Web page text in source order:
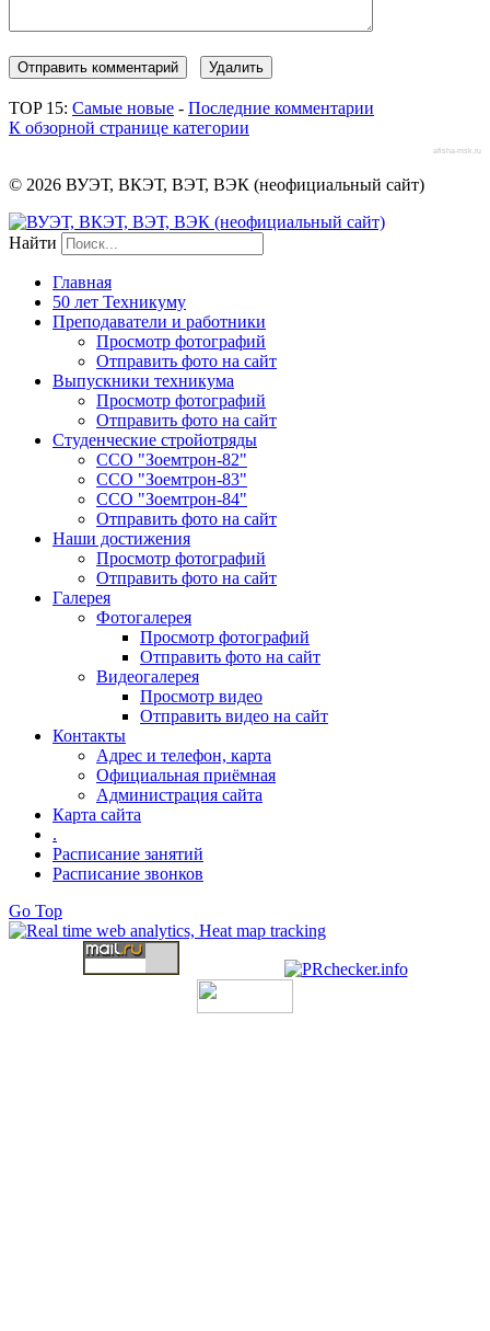
TOP 15: Самые новые - Последние комментарии
К обзорной странице категории
afisha-msk.ru
© 2026 ВУЭТ, ВКЭТ, ВЭТ, ВЭК (неофициальный сайт)
Найти
Главная
50 лет Техникуму
Преподаватели и работники
Просмотр фотографий
Отправить фото на сайт
Выпускники техникума
Просмотр фотографий
Отправить фото на сайт
Студенческие стройотряды
ССО "Зоемтрон-82"
ССО "Зоемтрон-83"
ССО "Зоемтрон-84"
Отправить фото на сайт
Наши достижения
Просмотр фотографий
Отправить фото на сайт
Галерея
Фотогалерея
Просмотр фотографий
Отправить фото на сайт
Видеогалерея
Просмотр видео
Отправить видео на сайт
Контакты
Адрес и телефон, карта
Официальная приёмная
Администрация сайта
Карта сайта
.
Расписание занятий
Расписание звонков
Go Top